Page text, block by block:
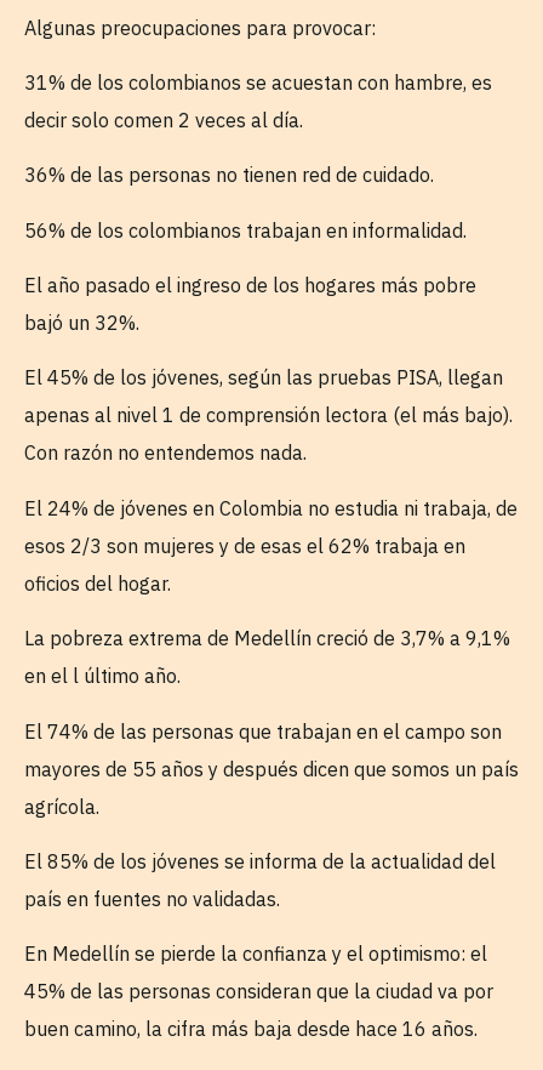
Algunas preocupaciones para provocar:
31% de los colombianos se acuestan con hambre, es
decir solo comen 2 veces al día.
36% de las personas no tienen red de cuidado.
56% de los colombianos trabajan en informalidad.
El año pasado el ingreso de los hogares más pobre
bajó un 32%.
El 45% de los jóvenes, según las pruebas PISA, llegan
apenas al nivel 1 de comprensión lectora (el más bajo).
Con razón no entendemos nada.
El 24% de jóvenes en Colombia no estudia ni trabaja, de
esos 2/3 son mujeres y de esas el 62% trabaja en
oficios del hogar.
La pobreza extrema de Medellín creció de 3,7% a 9,1%
en el l último año.
El 74% de las personas que trabajan en el campo son
mayores de 55 años y después dicen que somos un país
agrícola.
El 85% de los jóvenes se informa de la actualidad del
país en fuentes no validadas.
En Medellín se pierde la confianza y el optimismo: el
45% de las personas consideran que la ciudad va por
buen camino, la cifra más baja desde hace 16 años.